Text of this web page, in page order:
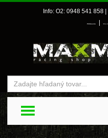
Info: O2: 0948 541 858
Prihlásenie Môj
TOGGLE